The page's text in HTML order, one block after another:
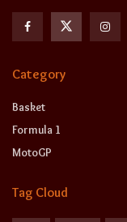
Category
Basket
Formula 1
MotoGP
Tag Cloud